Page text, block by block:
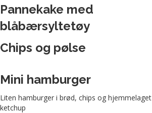
Pannekake med
blåbærsyltetøy
Chips og pølse
Mini hamburger
Liten hamburger i brød, chips og hjemmelaget
ketchup